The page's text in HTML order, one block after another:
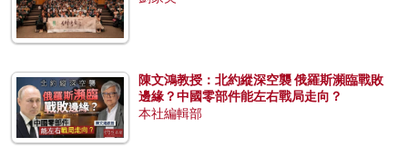
陳文鴻教授：北約縱深空襲 俄羅斯瀕臨戰敗
邊緣？中國零部件能左右戰局走向？
本社編輯部